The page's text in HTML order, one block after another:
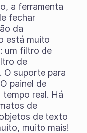
a ferramenta
fechar
da
está muito
um filtro de
de
O suporte para
painel de
real. Há
de
de texto
muito mais!